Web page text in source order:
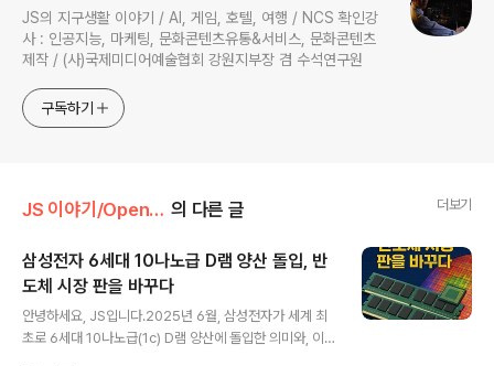
JS의 지구생활 이야기 / AI, 게임, 호텔, 여행 / NCS 확인강
사 : 인공지능, 마케팅, 문화콘텐츠유통&서비스, 문화콘텐츠
제작 / (사)국제미디어예술협회 강원지부장 겸 수석연구원
구독하기
JS 이야기/Open AI 의 다른 글 더보기
삼성전자 6세대 10나노급 D램 양산 돌입, 반
도체 시장 판을 바꾸다
안녕하세요, JS입니다.2025년 6월, 삼성전자가 세계 최
초로 6세대 10나노급(1c) D램 양산에 돌입한 의미와, 이